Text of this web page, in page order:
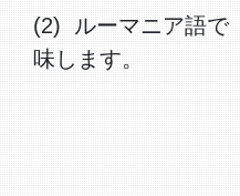
(2) ルーマニア語で
味します。